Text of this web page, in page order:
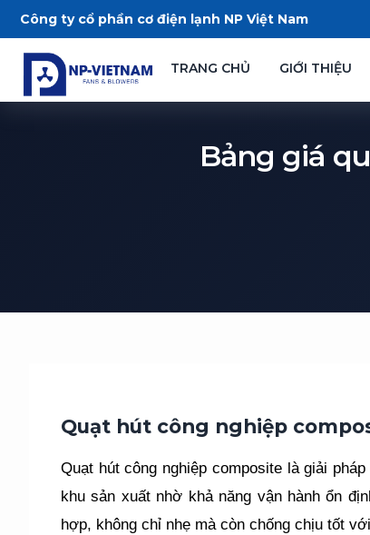
Công ty cổ phần cơ điện lạnh NP Việt Nam
TRANG CHỦ GIỚI THIỆU
Bảng giá
Quạt hút công nghiệp
Quạt hút công nghiệp composite là giải
khu sản xuất nhờ khả năng vận hành ổn
hợp, không chỉ nhẹ mà còn chống chịu tốt